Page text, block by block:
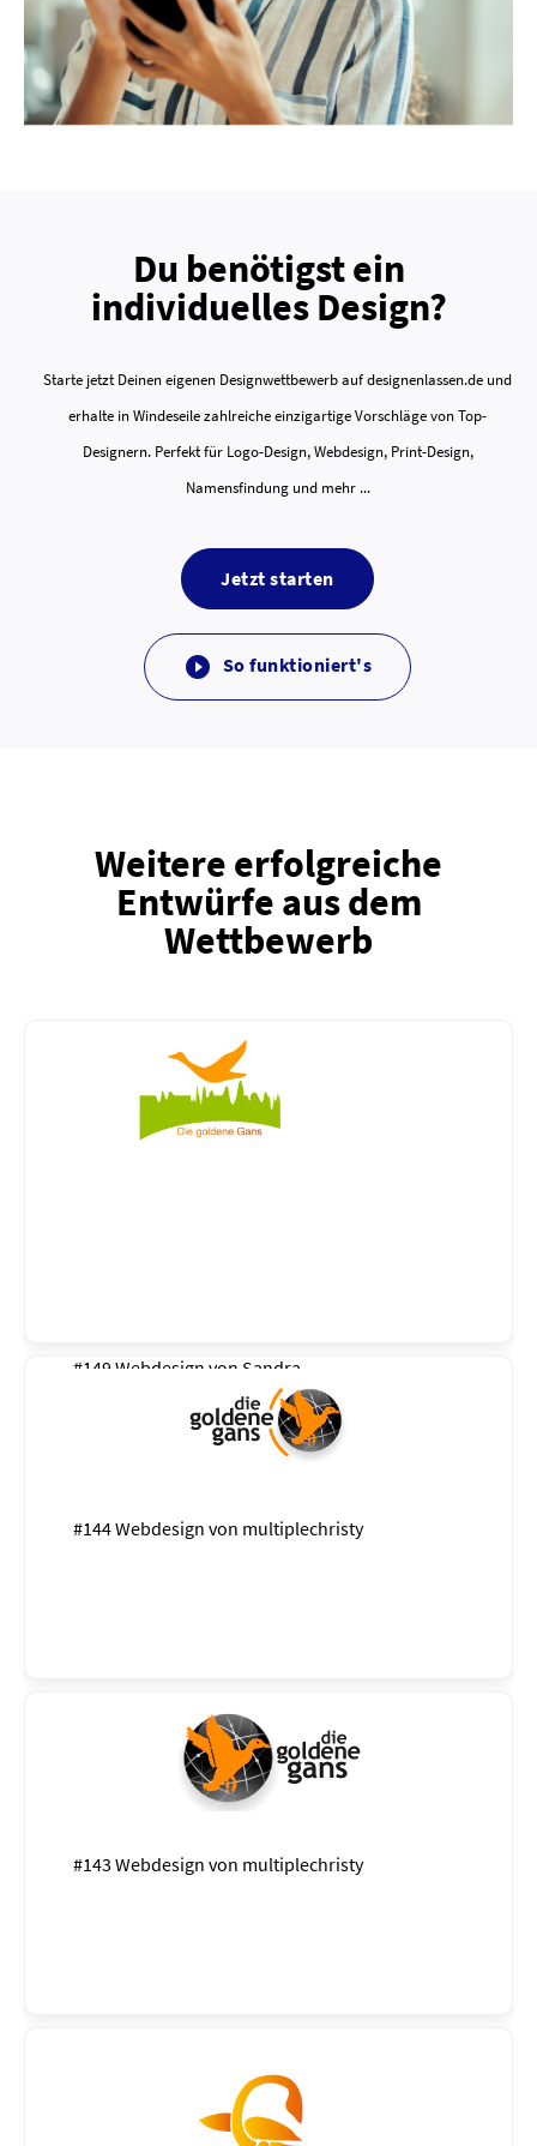
Du benötigst ein
individuelles Design?
Starte jetzt Deinen eigenen Designwettbewerb auf designenlassen.de und
erhalte in Windeseile zahlreiche einzigartige Vorschläge von Top-
Designern. Perfekt für Logo-Design, Webdesign, Print-Design,
Namensfindung und mehr ...
Jetzt starten
 So funktioniert's
Weitere erfolgreiche
Entwürfe aus dem
Wettbewerb
#149 Webdesign von Sandra
#144 Webdesign von multiplechristy
#143 Webdesign von multiplechristy